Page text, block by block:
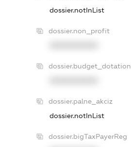
dossier.notInList
dossier.non_profit
dossier.budget_dotation
dossier.palne_akciz
dossier.notInList
dossier.bigTaxPayerReg